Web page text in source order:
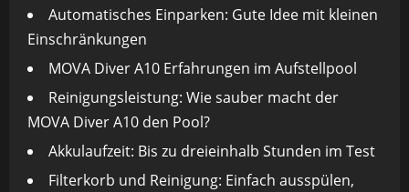
Automatisches Einparken: Gute Idee mit kleinen
Einschränkungen
MOVA Diver A10 Erfahrungen im Aufstellpool
Reinigungsleistung: Wie sauber macht der
MOVA Diver A10 den Pool?
Akkulaufzeit: Bis zu dreieinhalb Stunden im Test
Filterkorb und Reinigung: Einfach ausspülen,